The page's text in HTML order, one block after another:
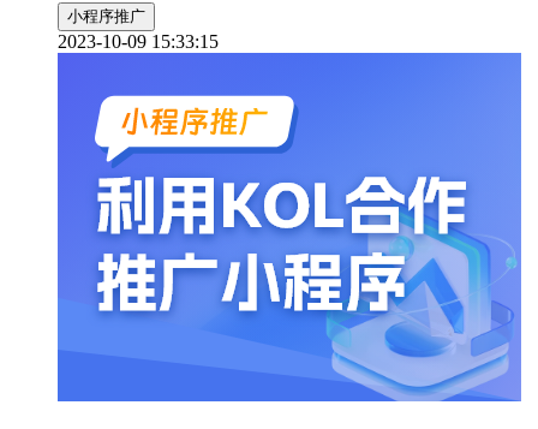
小程序推广
2023-10-09 15:33:15